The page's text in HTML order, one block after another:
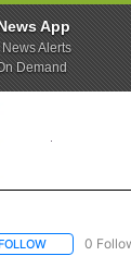
App
Alerts
Demand
FOLLOW
0